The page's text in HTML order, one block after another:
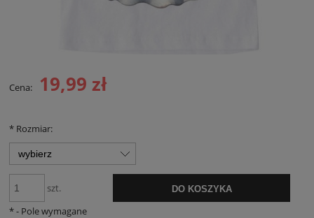
Cena: 19,99 zł
* Rozmiar:
szt. DO KOSZYKA
*- Pole wymagane